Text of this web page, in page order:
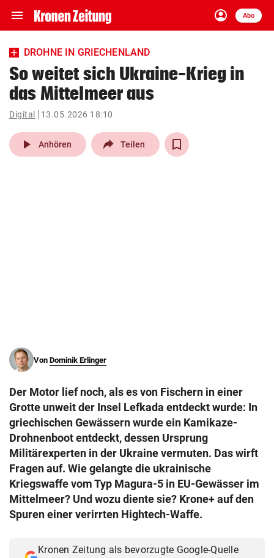
menu Navigation
ein-/ausklappen
account_circle
Anmelden
Abo
close Schließen
account_circle Anmelden
pin_drop
Wien arrow_right
DROHNE IN GRIECHENLAND
So weitet sich Ukraine-Krieg in
das Mittelmeer aus
Digital 13.05.2026 18:10
play_arrow Anhören Teilen
Von Dominik Erlinger
Der Motor lief noch, als es von Fischern in einer
Grotte unweit der Insel Lefkada entdeckt wurde: In
griechischen Gewässern wurde ein Kamikaze-
Drohnenboot entdeckt, dessen Ursprung
Militärexperten in der Ukraine vermuten. Das wirft
Fragen auf. Wie gelangte die ukrainische
Kriegswaffe vom Typ Magura-5 in EU-Gewässer im
Mittelmeer? Und wozu diente sie? Krone+ auf den
Spuren einer verirrten Hightech-Waffe.
Kronen Zeitung als bevorzugte Google-Quelle